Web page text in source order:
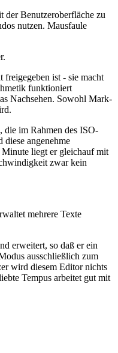
der Benutzeroberfläche zu
nutzen. Mausfaule
freigegeben ist - sie macht
funktioniert
Nachsehen. Sowohl Mark-
die im Rahmen des ISO-
angenehme
liegt er gleichauf mit
zwar kein
mehrere Texte
erweitert, so daß er ein
ausschließlich zum
wird diesem Editor nichts
Tempus arbeitet gut mit